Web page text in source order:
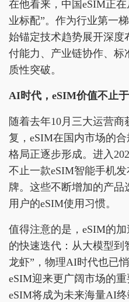
在他看来，中国eSIM正
业标配”。作为行业第一
始锚定技术趋势展开深度
付能力、产业链协作、标
质性突破。
AI时代，eSIM价值不止
随着去年10月三大运营
复，eSIM在国内市场的
格局正逐步形成。进入
不止一款eSIM智能手机
牌。这些不断增加的产品
用户的eSIM使用习惯。
值得注意的是，eSIM的
的快速迭代：从大模型到
龙虾”，物理AI时代也已
eSIM迎来更广阔市场的
eSIM将成为未来海量AI终